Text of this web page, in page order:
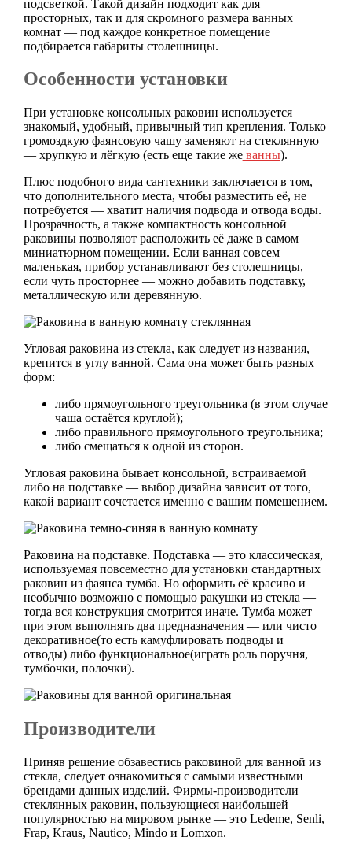
подсветкой. Такой дизайн подходит как для
просторных, так и для скромного размера ванных
комнат — под каждое конкретное помещение
подбирается габариты столешницы.
Особенности установки
При установке консольных раковин используется
знакомый, удобный, привычный тип крепления. Только
громоздкую фаянсовую чашу заменяют на стеклянную
— хрупкую и лёгкую (есть еще такие жеванны).
Плюс подобного вида сантехники заключается в том,
что дополнительного места, чтобы разместить её, не
потребуется — хватит наличия подвода и отвода воды.
Прозрачность, а также компактность консольной
раковины позволяют расположить её даже в самом
миниатюрном помещении. Если ванная совсем
маленькая, прибор устанавливают без столешницы,
если чуть просторнее — можно добавить подставку,
металлическую или деревянную.
Угловая раковина из стекла, как следует из названия,
крепится в углу ванной. Сама она может быть разных
форм:
либо прямоугольного треугольника (в этом случае
чаша остаётся круглой);
либо правильного прямоугольного треугольника;
либо смещаться к одной из сторон.
Угловая раковина бывает консольной, встраиваемой
либо на подставке — выбор дизайна зависит от того,
какой вариант сочетается именно с вашим помещением.
Раковина на подставке. Подставка — это классическая,
используемая повсеместно для установки стандартных
раковин из фаянса тумба. Но оформить её красиво и
необычно возможно с помощью ракушки из стекла —
тогда вся конструкция смотрится иначе. Тумба может
при этом выполнять два предназначения — или чисто
декоративное(то есть камуфлировать подводы и
отводы) либо функциональное(играть роль поручня,
тумбочки, полочки).
Производители
Приняв решение обзавестись раковиной для ванной из
стекла, следует ознакомиться с самыми известными
брендами данных изделий. Фирмы-производители
стеклянных раковин, пользующиеся наибольшей
популярностью на мировом рынке — это Ledeme, Senli,
Frap, Kraus, Nautico, Mindo и Lomxon.